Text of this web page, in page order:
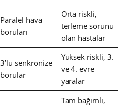
Paralel hava
boruları
Orta riskli,
terleme sorunu
olan hastalar
3’lü senkronize
borular
Yüksek riskli, 3.
ve 4. evre
yaralar
Tam bağımlı,